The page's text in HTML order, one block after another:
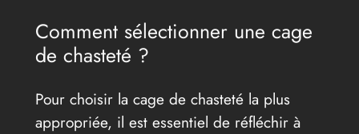
Comment sélectionner une cage
de chasteté ?
Pour choisir la cage de chasteté la plus
appropriée, il est essentiel de réfléchir à